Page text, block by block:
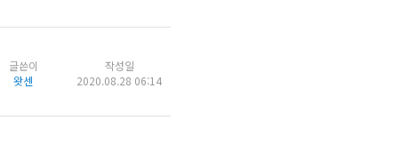
글쓴이
왓센
작성일
2020.08.28 06:14